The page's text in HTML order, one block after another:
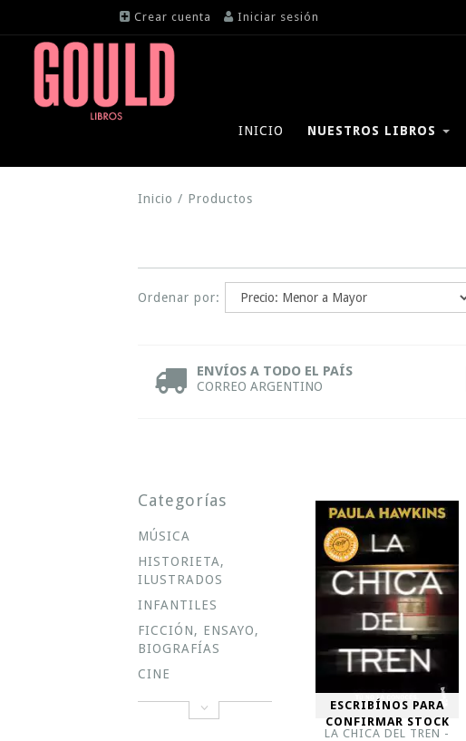
Crear cuenta Iniciar sesión
INICIO NUESTROS LIBROS
Inicio / Productos
Ordenar por:
ENVÍOS A TODO EL PAÍS
CORREO ARGENTINO
Categorías
MÚSICA
HISTORIETA,
ILUSTRADOS
INFANTILES
FICCIÓN, ENSAYO,
BIOGRAFÍAS
CINE
ESCRIBÍNOS PARA
CONFIRMAR STOCK
LA CHICA DEL TREN -